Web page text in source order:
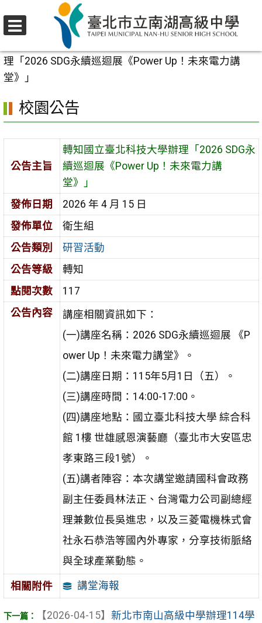
至
要
內
校園公告
理「2026 SDG永續巡迴展《Power Up！未來電力講
堂》」
校園公告
公告主旨
轉知國立臺北科技大學辦理「2026 SDG永
續巡迴展《Power Up！未來電力講
堂》」
發佈日期
2026 年 4 月 15 日
發佈單位
衛生組
公告類別
研習活動
公告等級
轉知
點閱次數
117
公告內容
講座相關資訊如下：
(一)講座名稱：2026 SDG永續巡迴展 《P
ower Up！未來電力講堂》。
(二)講座日期：115年5月1日（五）。
(三)講座時間：14:00-17:00。
(四)講座地點：國立臺北科技大學 綜合科
館 1樓 世雄感恩演藝廳（臺北市大安區忠
孝東路三段1號）。
(五)講者陣容：本次講堂邀請國科會政務
副主任委員林法正、台灣電力公司副總經
理兼數位長吳進忠，以及三菱電機株式會
社永石恭浩等國內外專家，分享技術脈絡
與全球產業動態。
相關附件 講堂海報
【2026-04-15】 新北市南山高級中學辦理114學
選
單